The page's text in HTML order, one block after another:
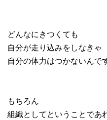
どんなにきつくても
自分が走り込みをしなきゃ
自分の体力はつかないんで
もちろん
組織としてということであ